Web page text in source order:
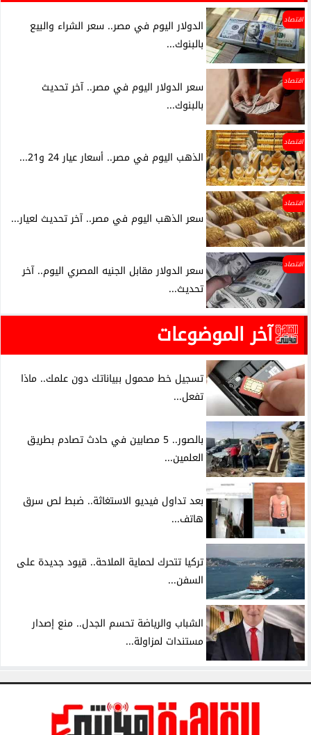
اقتصاد
الدولار اليوم في مصر.. سعر الشراء والبيع
بالبنوك...
اقتصاد
سعر الدولار اليوم في مصر.. آخر تحديث
بالبنوك...
اقتصاد
الذهب اليوم في مصر.. أسعار عيار 24 و21...
اقتصاد
سعر الذهب اليوم في مصر.. آخر تحديث لعيار...
اقتصاد
سعر الدولار مقابل الجنيه المصري اليوم.. آخر
تحديث...
آخر الموضوعات
تسجيل خط محمول ببياناتك دون علمك.. ماذا
تفعل...
بالصور.. 5 مصابين في حادث تصادم بطريق
العلمين...
بعد تداول فيديو الاستغاثة.. ضبط لص سرق
هاتف...
تركيا تتحرك لحماية الملاحة.. قيود جديدة على
السفن...
الشباب والرياضة تحسم الجدل.. منع إصدار
مستندات لمزاولة...